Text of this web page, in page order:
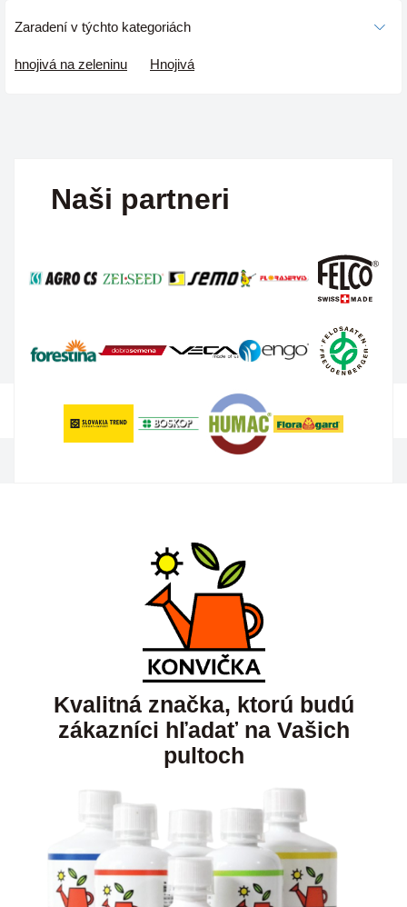
Zaradení v týchto kategoriách
hnojivá na zeleninu Hnojivá
Naši partneri
Kvalitná značka, ktorú budú
zákazníci hľadať na Vašich
pultoch